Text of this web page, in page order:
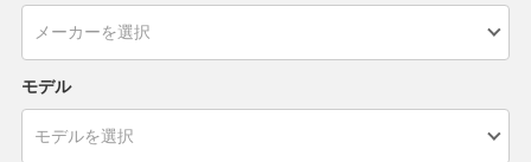
モデル